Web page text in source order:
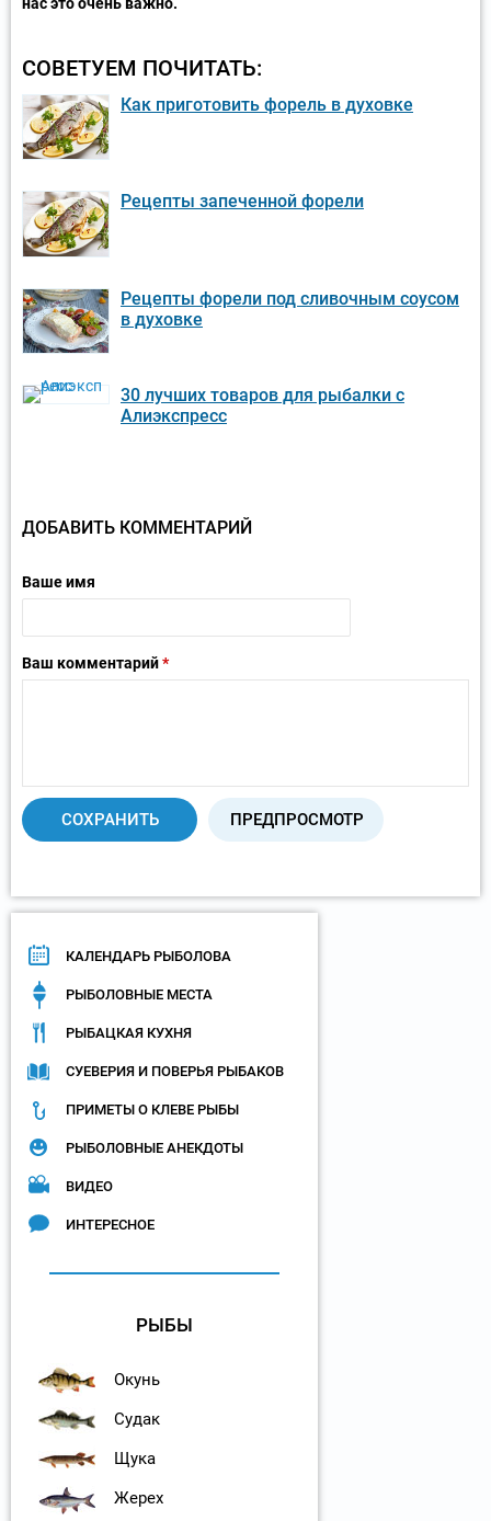
СОВЕТУЕМ ПОЧИТАТЬ:
Как приготовить форель в духовке
Рецепты запеченной форели
Рецепты форели под сливочным соусом
в духовке
30 лучших товаров для рыбалки с
Алиэкспресс
ДОБАВИТЬ КОММЕНТАРИЙ
Ваше имя
Ваш комментарий*
КАЛЕНДАРЬ РЫБОЛОВА
РЫБОЛОВНЫЕ МЕСТА
РЫБАЦКАЯ КУХНЯ
СУЕВЕРИЯ И ПОВЕРЬЯ РЫБАКОВ
ПРИМЕТЫ О КЛЕВЕ РЫБЫ
РЫБОЛОВНЫЕ АНЕКДОТЫ
ВИДЕО
ИНТЕРЕСНОЕ
РЫБЫ
Окунь
Судак
Щука
Жерех